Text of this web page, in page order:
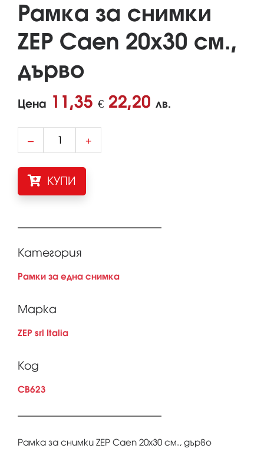
Рамка за снимки
ZEP Caen 20x30 см.,
дърво
Цена 11,35 € 22,20 лв.
– +
КУПИ
Категория
Рамки за една снимка
Марка
ZEP srl Italia
Код
CB623
Рамка за снимки ZEP Caen 20x30 см., дърво